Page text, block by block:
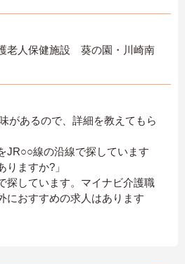
老人保健施設 葵の園・川崎南
があるので、詳細を教えてもら
JR○○線の沿線で探しています
りますか?」
探しています。マイナビ介護職
におすすめの求人はあります